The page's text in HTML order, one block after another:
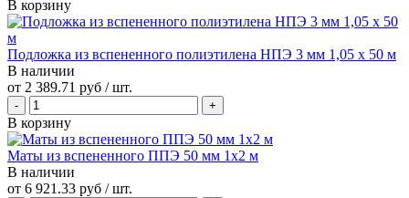
В корзину
Подложка из вспененного полиэтилена НПЭ 3 мм 1,05 х 50 м
В наличии
от 2 389.71 руб / шт.
В корзину
Маты из вспененного ППЭ 50 мм 1x2 м
В наличии
от 6 921.33 руб / шт.